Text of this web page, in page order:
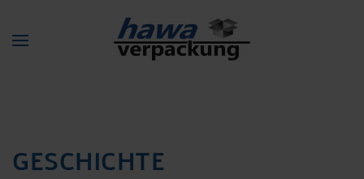
Zum Hauptinhalt springen
GESCHICHTE